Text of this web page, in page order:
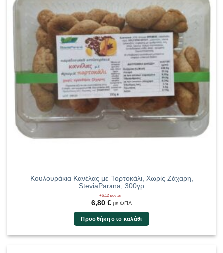
Κουλουράκια Κανέλας με Πορτοκάλι, Χωρίς Ζάχαρη,
SteviaParana, 300γρ
+6,12 πόντοι
6,80 € με ΦΠΑ
Προσθήκη στο καλάθι